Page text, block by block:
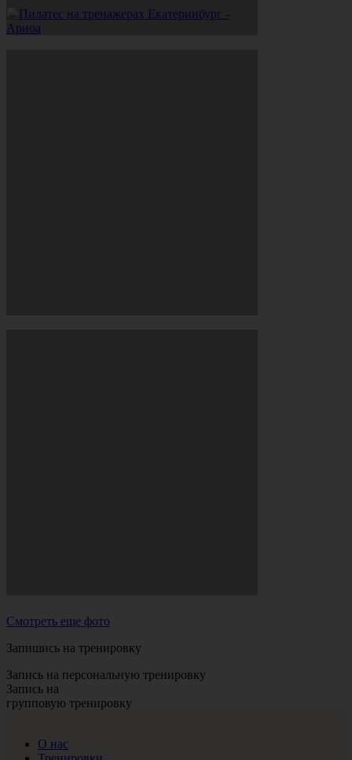
Смотреть еще фото
Запишись на тренировку
Запись на персональную тренировку
Запись на
групповую тренировку
О нас